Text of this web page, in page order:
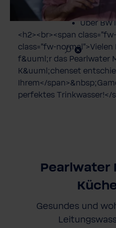
Über
<h2><br><span
class="fw-normal">Vielen
f&uuml;r das Pearlwater
K&uuml;chenset
Ihrem</
perfektes Trinkwasser!</
Pearlwater
Gesundes und